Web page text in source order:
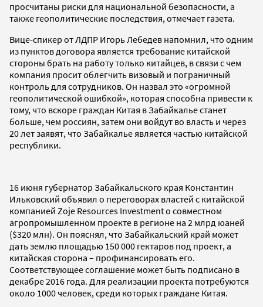
просчитаны риски для национальной безопасности, а
также геополитические последствия, отмечает газета.
Вице-спикер от ЛДПР Игорь Лебедев напомнил, что одним
из пунктов договора является требование китайской
стороны брать на работу только китайцев, в связи с чем
компания просит облегчить визовый и пограничный
контроль для сотрудников. Он назвал это «огромной
геополитической ошибкой», которая способна привести к
тому, что вскоре граждан Китая в Забайкалье станет
больше, чем россиян, затем они войдут во власть и через
20 лет заявят, что Забайкалье является частью китайской
республики.
16 июня губернатор Забайкальского края Константин
Ильковский объявил о переговорах властей с китайской
компанией Zoje Resources Investment о совместном
агропромышленном проекте в регионе на 2 млрд юаней
($320 млн). Он пояснял, что Забайкальский край может
дать землю площадью 150 000 гектаров под проект, а
китайская сторона – профинансировать его.
Соответствующее соглашение может быть подписано в
декабре 2016 года. Для реализации проекта потребуются
около 1000 человек, среди которых граждане Китая.